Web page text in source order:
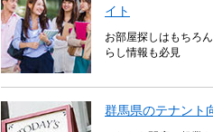
イト
お部屋探しはもちろ
らし情報も必見
群馬県のテナント